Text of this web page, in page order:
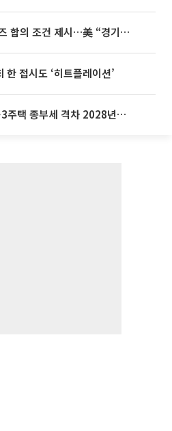
이란, 미국에 호르무즈 합의 조건 제시…美 “경기 아직 안 끝나” [종합]
접시도 ‘히트플레이션’
종부세 개편에도…1·3주택 종부세 격차 2028년부터 확대